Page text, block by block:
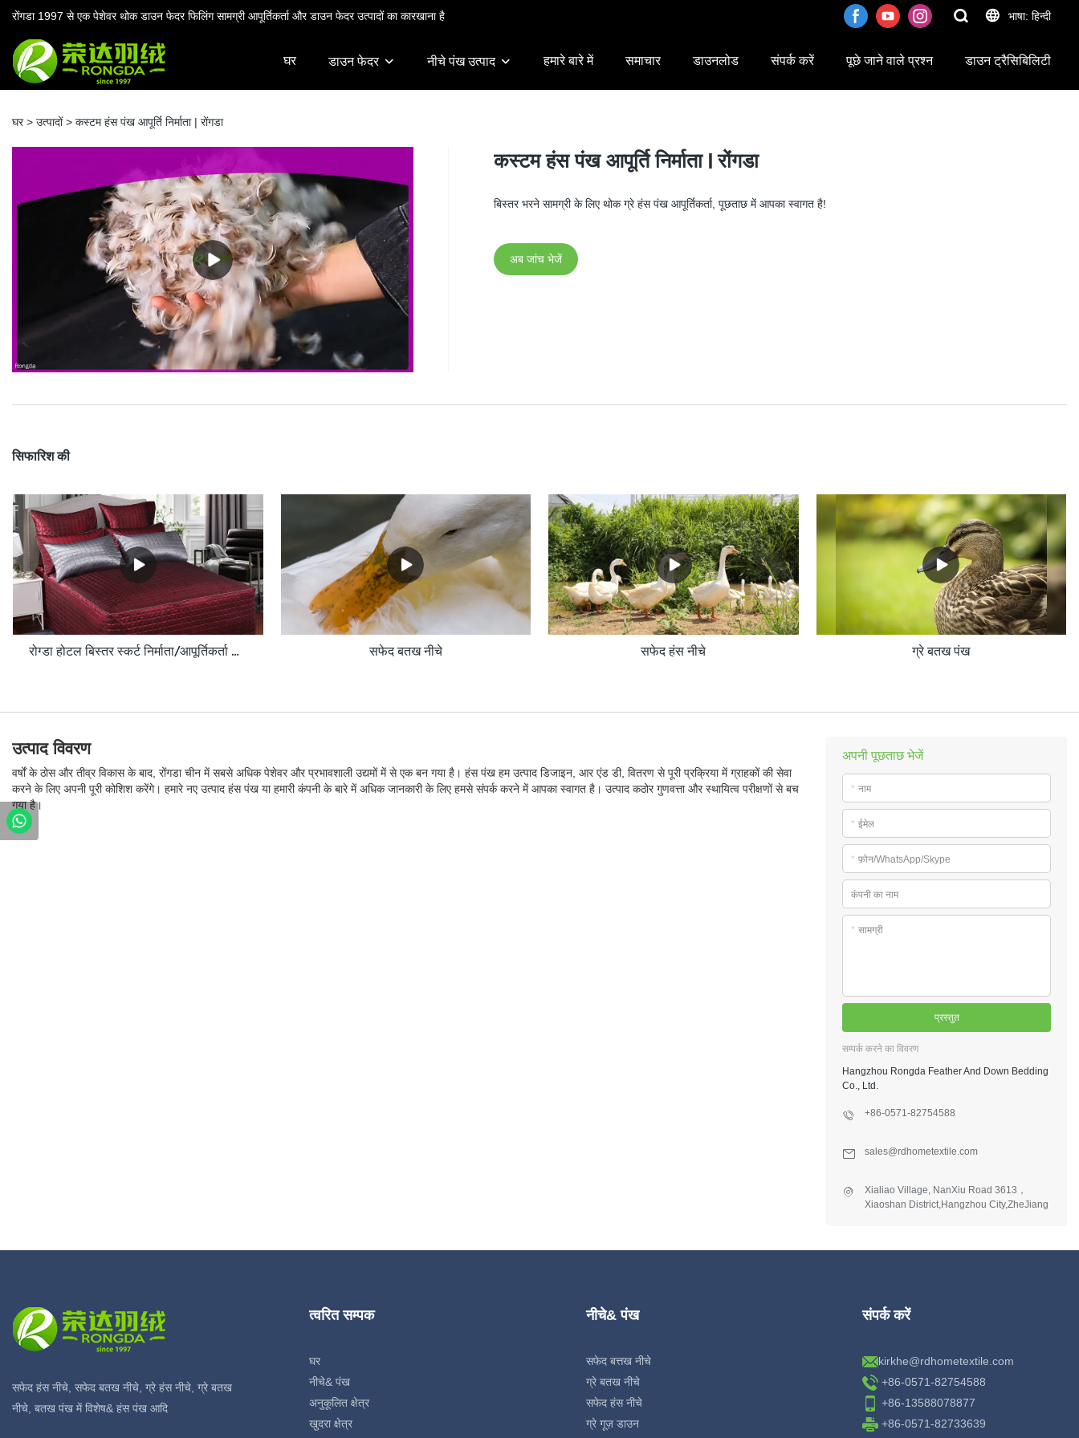
रोंगडा 1997 से एक पेशेवर थोक डाउन फेदर फिलिंग सामग्री आपूर्तिकर्ता और डाउन फेदर उत्पादों का कारखाना है भाषा: हिन्दी
घर डाउन फेदर नीचे पंख उत्पाद हमारे बारे में समाचार डाउनलोड संपर्क करें पूछे जाने वाले प्रश्न डाउन ट्रैसिबिलिटी
घर> उत्पादों> कस्टम हंस पंख आपूर्ति निर्माता | रोंगडा
कस्टम हंस पंख आपूर्ति निर्माता | रोंगडा
बिस्तर भरने सामग्री के लिए थोक ग्रे हंस पंख आपूर्तिकर्ता, पूछताछ में आपका स्वागत है!
अब जांच भेजें
सिफारिश की
रोग्डा होटल बिस्तर स्कर्ट निर्माता/आपूर्तिकर्ता Rd-Hf-006 सफेद बतख नीचे सफेद हंस नीचे ग्रे बतख पंख
उत्पाद विवरण
वर्षों के ठोस और तीव्र विकास के बाद, रोंगडा चीन में सबसे अधिक पेशेवर और प्रभावशाली उद्यमों में से एक बन गया है। हंस पंख हम उत्पाद डिजाइन, आर एंड डी, वितरण से पूरी प्रक्रिया में ग्राहकों की सेवा
करने के लिए अपनी पूरी कोशिश करेंगे। हमारे नए उत्पाद हंस पंख या हमारी कंपनी के बारे में अधिक जानकारी के लिए हमसे संपर्क करने में आपका स्वागत है। उत्पाद कठोर गुणवत्ता और स्थायित्व परीक्षणों से बच
गया है।
अपनी पूछताछ भेजें
* नाम
* ईमेल
* फ़ोन/WhatsApp/Skype
कंपनी का नाम
* सामग्री
प्रस्तुत
सम्पर्क करने का विवरण
Hangzhou Rongda Feather And Down Bedding
Co., Ltd.
+86-0571-82754588
sales@rdhometextile.com
Xialiao Village, NanXiu Road 3613，
Xiaoshan District,Hangzhou City,ZheJiang
सफेद हंस नीचे, सफेद बतख नीचे, ग्रे हंस नीचे, ग्रे बतख
नीचे, बतख पंख में विशेष& हंस पंख आदि
त्वरित सम्पक
घर
नीचे& पंख
अनुकूलित क्षेत्र
खुदरा क्षेत्र
नीचे& पंख
सफेद बत्तख नीचे
ग्रे बतख नीचे
सफेद हंस नीचे
ग्रे गूज़ डाउन
संपर्क करें
kirkhe@rdhometextile.com
+86-0571-82754588
+86-13588078877
+86-0571-82733639